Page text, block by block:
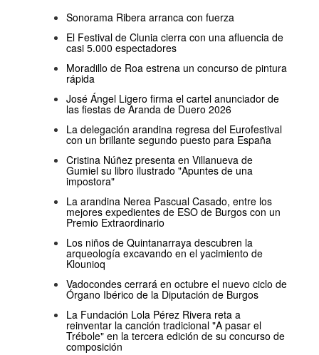
Sonorama Ribera arranca con fuerza
El Festival de Clunia cierra con una afluencia de
casi 5.000 espectadores
Moradillo de Roa estrena un concurso de pintura
rápida
José Ángel Ligero firma el cartel anunciador de
las fiestas de Aranda de Duero 2026
La delegación arandina regresa del Eurofestival
con un brillante segundo puesto para España
Cristina Núñez presenta en Villanueva de
Gumiel su libro ilustrado "Apuntes de una
impostora"
La arandina Nerea Pascual Casado, entre los
mejores expedientes de ESO de Burgos con un
Premio Extraordinario
Los niños de Quintanarraya descubren la
arqueología excavando en el yacimiento de
Klounioq
Vadocondes cerrará en octubre el nuevo ciclo de
Órgano Ibérico de la Diputación de Burgos
La Fundación Lola Pérez Rivera reta a
reinventar la canción tradicional "A pasar el
Trébole" en la tercera edición de su concurso de
composición